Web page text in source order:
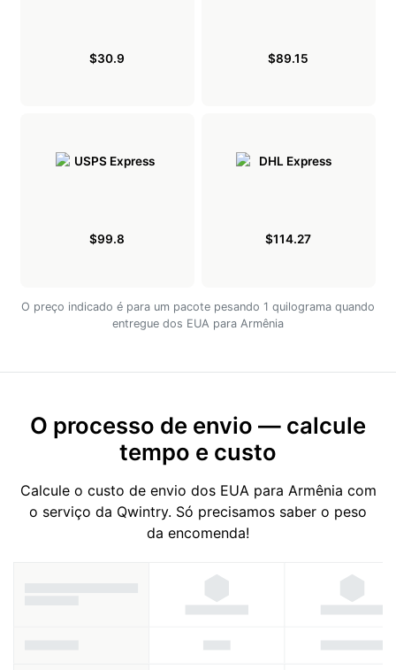
$30.9 $89.15
$99.8 $114.27
O preço indicado é para um pacote pesando 1 quilograma quando
entregue dos EUA para Armênia
O processo de envio — calcule
tempo e custo
Calcule o custo de envio dos EUA para Armênia com
o serviço da Qwintry. Só precisamos saber o peso
da encomenda!